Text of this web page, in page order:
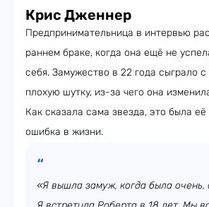
Крис Дженнер
Предпринимательница в интервью
раннем браке, когда она ещё не
себя. Замужество в 22 года сыграло с
плохую шутку, из-за чего она
Как сказала сама звезда, это была
ошибка в жизни.
«Я вышла замуж, когда была очень,